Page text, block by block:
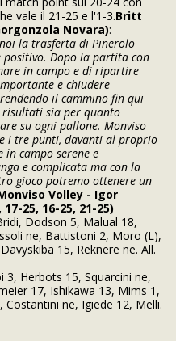
vale il 21-25 e l'1-3.Britt
Novara):
la trasferta di Pinerolo
Dopo la partita con
in campo e di ripartire
e chiudere
il cammino fin qui
sia per quanto
su ogni pallone. Monviso
i tre punti, davanti al proprio
in campo serene e
e complicata ma con la
gioco potremo ottenere un
Volley - Igor
25, 16-25, 21-25)
Dodson 5, Malual 18,
ne, Battistoni 2, Moro (L),
15, Reknere ne. All.
3, Herbots 15, Squarcini ne,
17, Ishikawa 13, Mims 1,
ne, Igiede 12, Melli.